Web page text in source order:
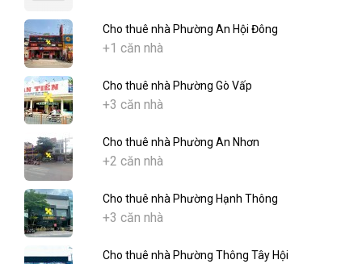
Cho thuê nhà Phường An Hội Đông
+1 căn nhà
Cho thuê nhà Phường Gò Vấp
+3 căn nhà
Cho thuê nhà Phường An Nhơn
+2 căn nhà
Cho thuê nhà Phường Hạnh Thông
+3 căn nhà
Cho thuê nhà Phường Thông Tây Hội